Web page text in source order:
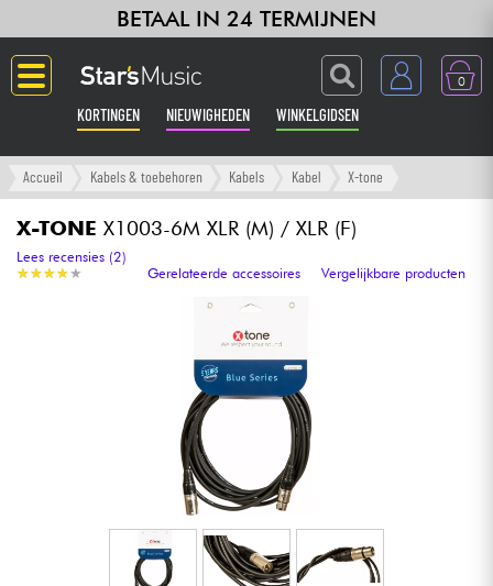
BETAAL IN 24 TERMIJNEN
0
KORTINGEN NIEUWIGHEDEN WINKELGIDSEN
Langue
Gitaar & Bas
Versterker & Effecten
Toetsenbord & Piano
Synths & samplers
Microfoon
Accueil Kabels & toebehoren Kabels Kabel X-tone
X-TONE X1003-6M XLR (M) / XLR (F)
★★★★ ★
★★★★ ★
Lees recensies (2)
Gerelateerde accessoires
Vergelijkbare producten